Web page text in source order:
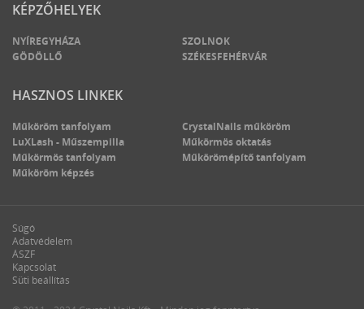
KÉPZŐHELYEK
NYÍREGYHÁZA
SZOLNOK
GÖDÖLLŐ
SZÉKESFEHÉRVÁR
HASZNOS LINKEK
Műköröm tanfolyam
CrystalNails műköröm
LuXLash - Műszempilla
Műkörmös oktatás
Műkörmös tanfolyam
Műkörömépítő tanfolyam
Műköröm képzés
Súgó
Adatvédelem
ÁSZF
Kapcsolat
Süti beállítás